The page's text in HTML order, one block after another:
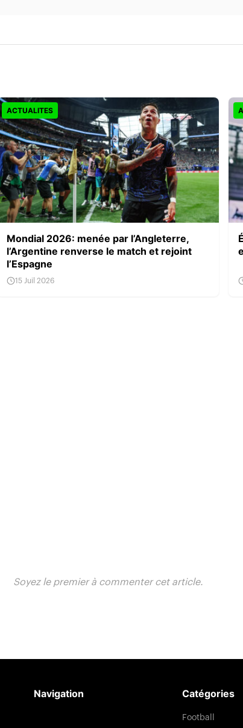
ACTUALITES
Mondial 2026: menée par l’Angleterre,
l’Argentine renverse le match et rejoint
l’Espagne
15 Juil 2026
Soyez le premier à commenter cet article.
Navigation Catégories
Football